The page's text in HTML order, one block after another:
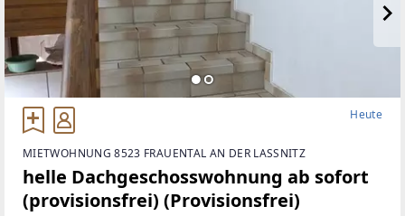
Heute
MIETWOHNUNG 8523 FRAUENTAL AN DER LASSNITZ
helle Dachgeschosswohnung ab sofort
(provisionsfrei) (Provisionsfrei)